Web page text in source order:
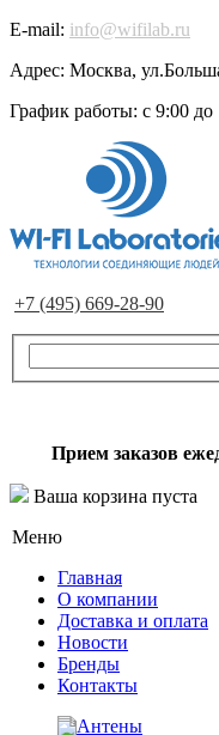
E-mail: info@wifilab.ru
Адрес: Москва,
График работы: с 9:00 до
+7 (495) 669-28-90
Прием заказов
Ваша корзина пуста
Меню
Главная
О компании
Доставка и оплата
Новости
Бренды
Контакты